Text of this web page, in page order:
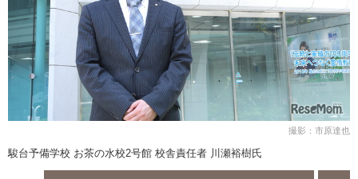
撮影：市原達也
駿台予備学校 お茶の水校2号館 校舎責任者 川瀬裕樹氏